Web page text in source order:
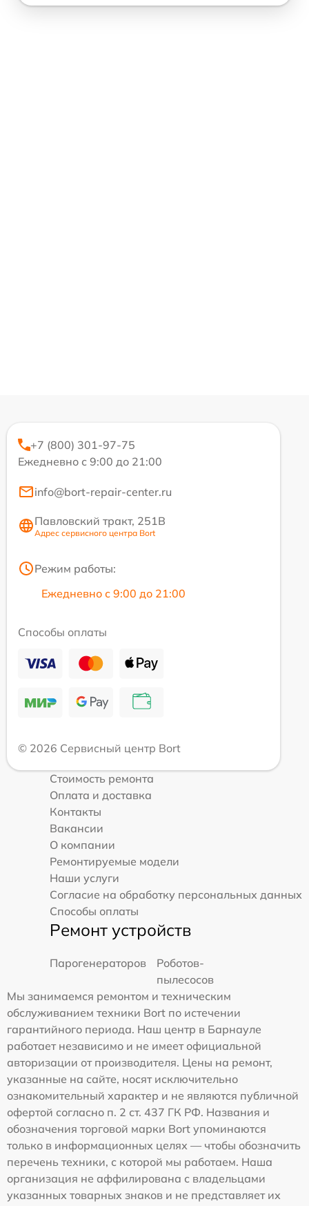
+7 (800) 301-97-75
Ежедневно с 9:00 до 21:00
info@bort-repair-center.ru
Павловский тракт, 251В
Адрес сервисного центра Bort
Режим работы:
Ежедневно с 9:00 до 21:00
Способы оплаты
© 2026 Сервисный центр Bort
Стоимость ремонта
Оплата и доставка
Контакты
Вакансии
О компании
Ремонтируемые модели
Наши услуги
Согласие на обработку персональных данных
Способы оплаты
Ремонт устройств
Парогенераторов
Роботов-
пылесосов
Мы занимаемся ремонтом и техническим
обслуживанием техники Bort по истечении
гарантийного периода. Наш центр в Барнауле
работает независимо и не имеет официальной
авторизации от производителя. Цены на ремонт,
указанные на сайте, носят исключительно
ознакомительный характер и не являются публичной
офертой согласно п. 2 ст. 437 ГК РФ. Названия и
обозначения торговой марки Bort упоминаются
только в информационных целях — чтобы обозначить
перечень техники, с которой мы работаем. Наша
организация не аффилирована с владельцами
указанных товарных знаков и не представляет их